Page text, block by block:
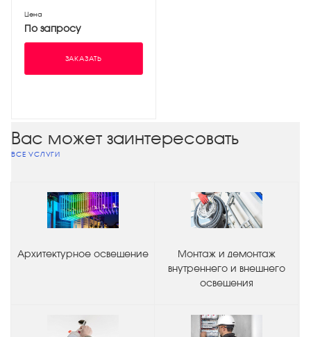
Цена
По запросу
ЗАКАЗАТЬ
Вас может заинтересовать
ВСЕ УСЛУГИ
Архитектурное освещение
Монтаж и демонтаж
внутреннего и внешнего
освещения